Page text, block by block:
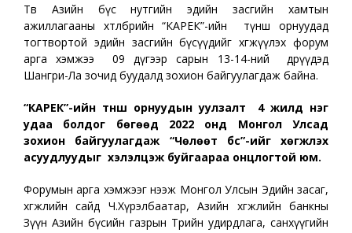
Төв Азийн бүс нутгийн эдийн засгийн хамтын
ажиллагааны хөтөлбөрийн “КАРЕК”-ийн түнш орнуудад
тогтвортой эдийн засгийн бүсүүдийг хөгжүүлэх форум
арга хэмжээ 09 дүгээр сарын 13-14-ний өдрүүдэд
Шангри-Ла зочид буудалд зохион байгуулагдаж байна.
“КАРЕК”-ийн түнш орнуудын уулзалт 4 жилд нэг
удаа болдог бөгөөд 2022 онд Монгол Улсад
зохион байгуулагдаж “Чөлөөт бүс”-ийг хөгжүүлэх
асуудлуудыг хэлэлцэж буйгаараа онцлогтой юм.
Форумын арга хэмжээг нээж Монгол Улсын Эдийн засаг,
хөгжлийн сайд Ч.Хүрэлбаатар, Азийн хөгжлийн банкны
Зүүн Азийн бүсийн газрын Төрийн удирдлага, санхүүгийн